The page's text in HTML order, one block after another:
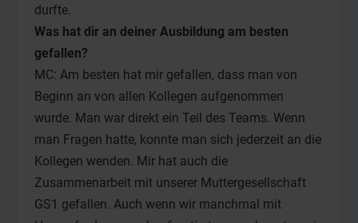
durfte.
Was hat dir an deiner Ausbildung am besten
gefallen?
MC: Am besten hat mir gefallen, dass man von
Beginn an von allen Kollegen aufgenommen
wurde. Man war direkt ein Teil des Teams. Wenn
man Fragen hatte, konnte man sich jederzeit an die
Kollegen wenden. Mir hat auch die
Zusammenarbeit mit unserer Muttergesellschaft
GS1 gefallen. Auch wenn wir manchmal mit